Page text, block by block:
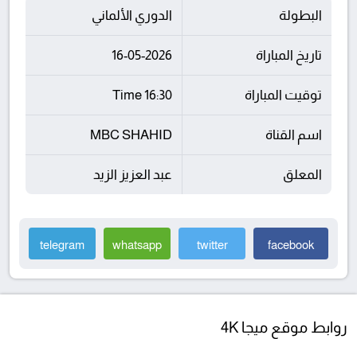
البطولة الدوري الألماني
تاريخ المباراة 16-05-2026
توقيت المباراة 16:30 Time
اسم القناة MBC SHAHID
المعلق عبد العزيز الزيد
facebook
twitter
whatsapp
telegram
روابط موقع ميجا 4K